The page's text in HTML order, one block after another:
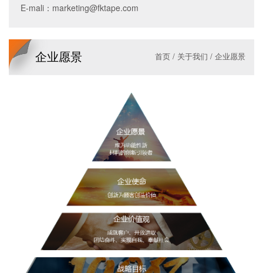
E-mali： marketing@fktape.com
企业愿景 首页 / 关于我们 / 企业愿景